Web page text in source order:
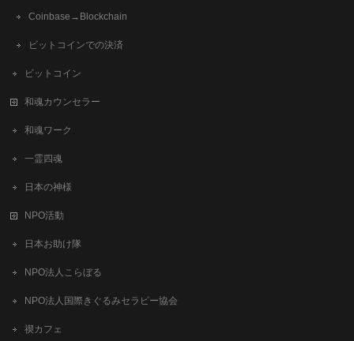
Coinbase→Blockchain
ビットコインでの決済
ビットコイン
和魂カウンセラー
和魂ワーク
一霊四魂
日本の神様
NPO活動
日本お助け隊
NPO法人こらぼる
NPO法人国際きぐるみセラピー協会
禊カフェ